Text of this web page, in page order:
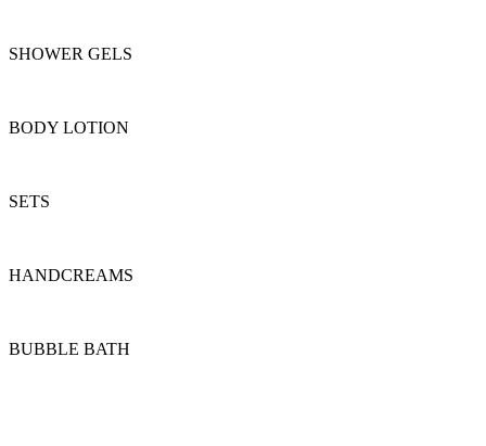
SHOWER GELS
BODY LOTION
SETS
HANDCREAMS
BUBBLE BATH